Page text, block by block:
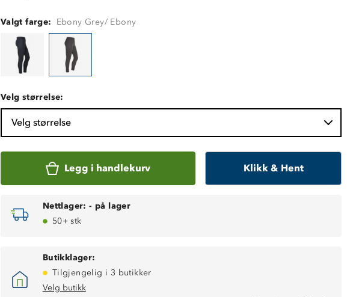
Valgt farge: Ebony Grey/ Ebony
Velg størrelse:
Velg størrelse
Legg i handlekurv Klikk & Hent
Nettlager: - på lager
50+ stk
Butikklager:
Tilgjengelig i 3 butikker
Velg butikk